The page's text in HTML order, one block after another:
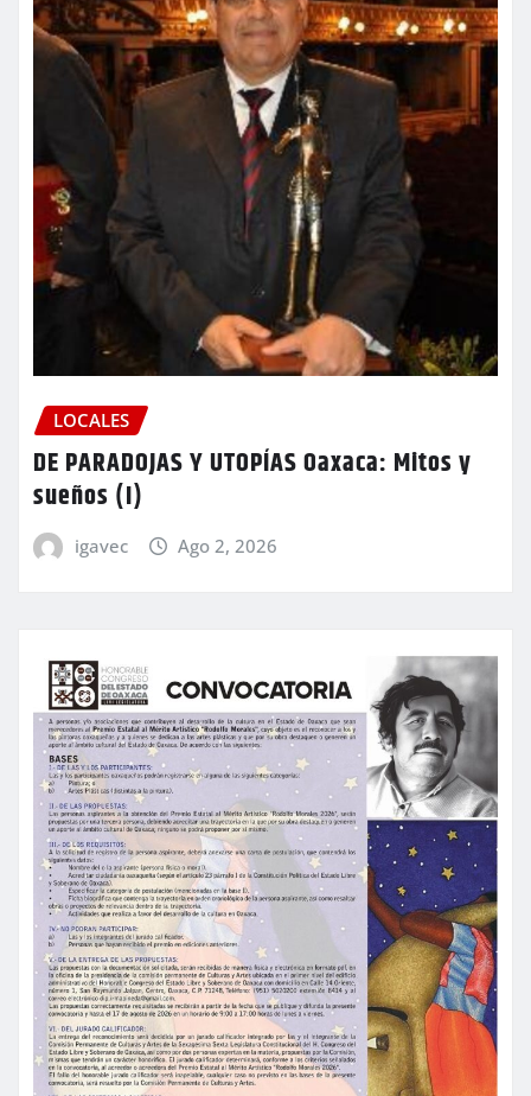
LOCALES
DE PARADOJAS Y UTOPÍAS Oaxaca: Mitos y
sueños (I)
igavec Ago 2, 2026